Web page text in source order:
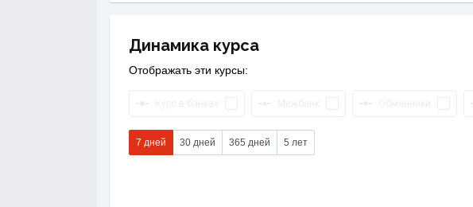
Динамика курса
Отображать эти курсы:
7 дней 30 дней 365 дней 5 лет